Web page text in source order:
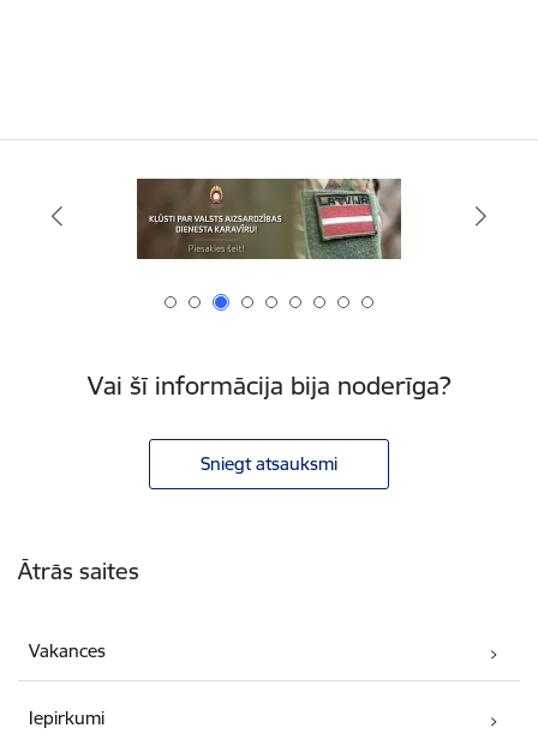
Vai šī informācija bija noderīga?
Sniegt atsauksmi
Ātrās saites
Vakances
Iepirkumi